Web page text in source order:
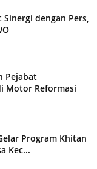
dengan Pers,
Pejabat
Motor Reformasi
Program Khitan
Kec...